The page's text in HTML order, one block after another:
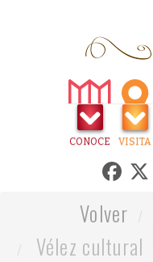
CONOCE VISITA
Volver
Vélez cultural